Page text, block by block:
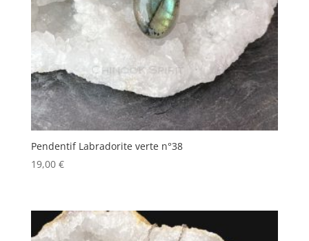
Pendentif Labradorite verte n°38
19,00 €